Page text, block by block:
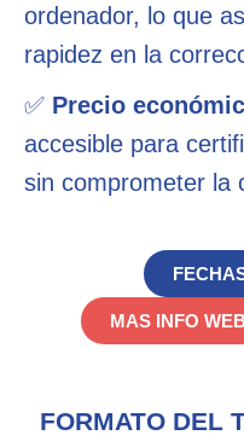
ordenador, lo que
rapidez en la
✅ Precio
accesible para
sin comprometer la
MAS INFO
FORMATO DEL